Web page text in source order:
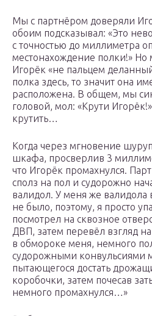
Мы с партнёром доверяли
обоим подсказывал: «Это
с точностью до миллиметра
местонахождение полки!»
Игорёк «не пальцем
полка здесь, то значит она
расположена. В общем, мы
головой, мол: «Крути
крутить…
Когда через мгновение
шкафа, просверлив 3
что Игорёк промахнулся.
сполз на пол и судорожно
валидол. У меня же валидола
не было, поэтому, я просто
посмотрел на сквозное
ДВП, затем перевёл взгляд
в обмороке меня, немного
судорожными конвульсиями
пытающегося достать
коробочки, затем почесав
немного промахнулся…»